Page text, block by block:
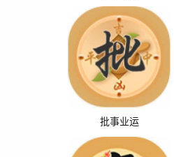
批事业运